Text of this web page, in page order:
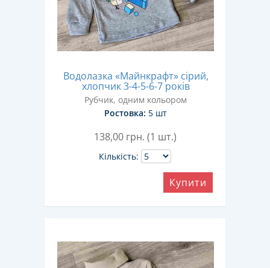
Водолазка «Майнкрафт» сірий,
хлопчик 3-4-5-6-7 років
Рубчик, одним кольором
Ростовка: 5 шт
138,00 грн. (1 шт.)
Кількість:
Купити